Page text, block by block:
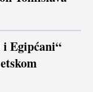
i Egipćani“